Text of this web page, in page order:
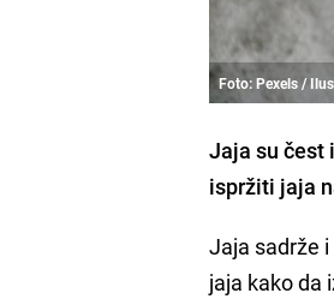
Foto: Pexels /
Jaja su čest
ispržiti jaja
Jaja sadrže
jaja kako da